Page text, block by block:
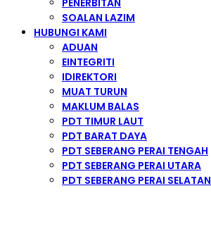
SOALAN LAZIM
HUBUNGI KAMI
ADUAN
EINTEGRITI
IDIREKTORI
MUAT TURUN
MAKLUM BALAS
PDT TIMUR LAUT
PDT BARAT DAYA
PDT SEBERANG PERAI TENGAH
PDT SEBERANG PERAI UTARA
PDT SEBERANG PERAI SELATAN